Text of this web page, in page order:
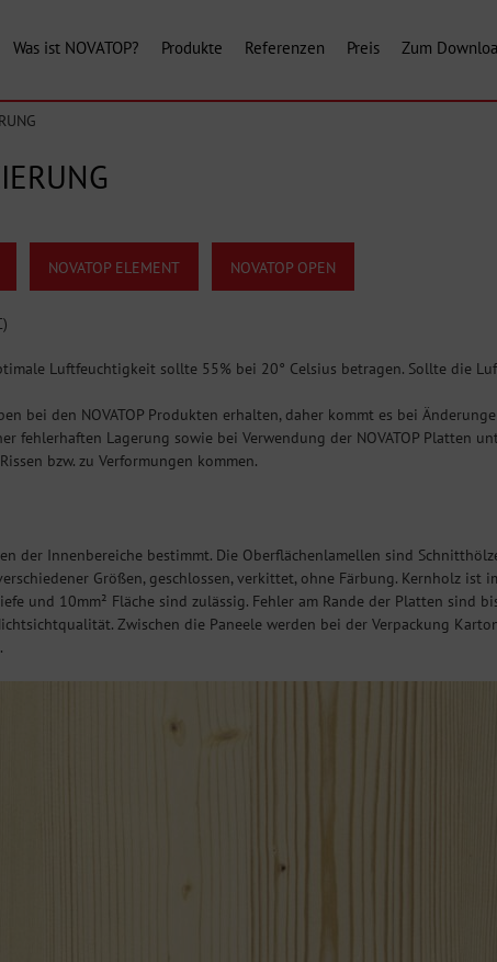
Was ist NOVATOP? Produkte Referenzen Preis Zum
NOVATOP ELEMENT NOVATOP OPEN
Luftfeuchtigkeit sollte 55% bei 20° Celsius betragen. Sollte die
bei den NOVATOP Produkten erhalten, daher kommt es bei
fehlerhaften Lagerung sowie bei Verwendung der NOVATOP Platten
bzw. zu Verformungen kommen.
der Innenbereiche bestimmt. Die Oberflächenlamellen sind
Größen, geschlossen, verkittet, ohne Färbung. Kernholz ist
und 10mm² Fläche sind zulässig. Fehler am Rande der Platten sind
Zwischen die Paneele werden bei der Verpackung